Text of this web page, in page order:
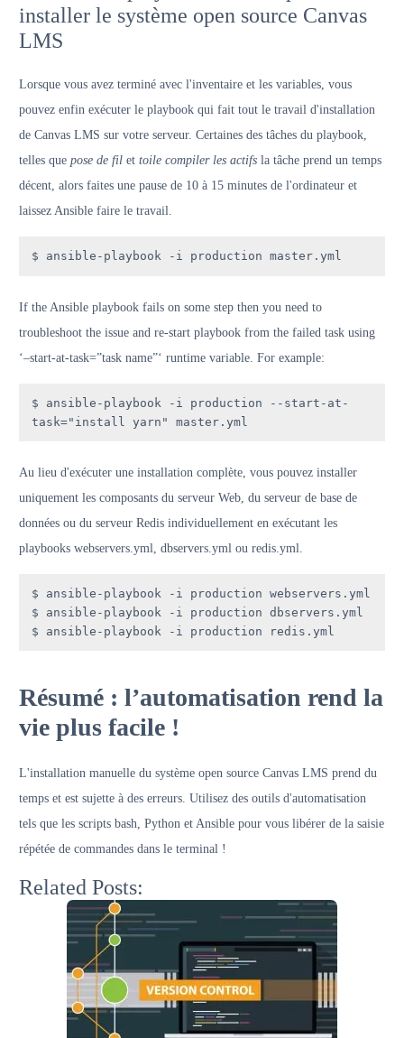
installer le système open source Canvas
LMS
Lorsque vous avez terminé avec l'inventaire et les variables, vous
pouvez enfin exécuter le playbook qui fait tout le travail d'installation
de Canvas LMS sur votre serveur. Certaines des tâches du playbook,
telles que pose de fil et toile compiler les actifs la tâche prend un temps
décent, alors faites une pause de 10 à 15 minutes de l'ordinateur et
laissez Ansible faire le travail.
$ ansible-playbook -i production master.yml
If the Ansible playbook fails on some step then you need to
troubleshoot the issue and re-start playbook from the failed task using
‘–start-at-task=”task name”‘ runtime variable. For example:
$ ansible-playbook -i production --start-at-
task="install yarn" master.yml
Au lieu d'exécuter une installation complète, vous pouvez installer
uniquement les composants du serveur Web, du serveur de base de
données ou du serveur Redis individuellement en exécutant les
playbooks webservers.yml, dbservers.yml ou redis.yml.
$ ansible-playbook -i production webservers.yml
$ ansible-playbook -i production dbservers.yml
$ ansible-playbook -i production redis.yml
Résumé : l’automatisation rend la
vie plus facile !
L'installation manuelle du système open source Canvas LMS prend du
temps et est sujette à des erreurs. Utilisez des outils d'automatisation
tels que les scripts bash, Python et Ansible pour vous libérer de la saisie
répétée de commandes dans le terminal !
Related Posts: